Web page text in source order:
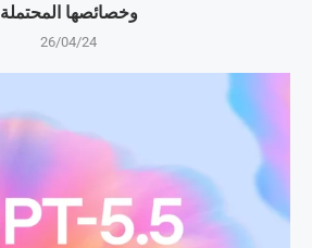
وخصائصها المحتملة
26/04/24